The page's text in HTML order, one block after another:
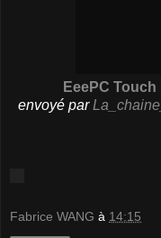
EeePC
envoyé par
Fabrice WANG à 14:15